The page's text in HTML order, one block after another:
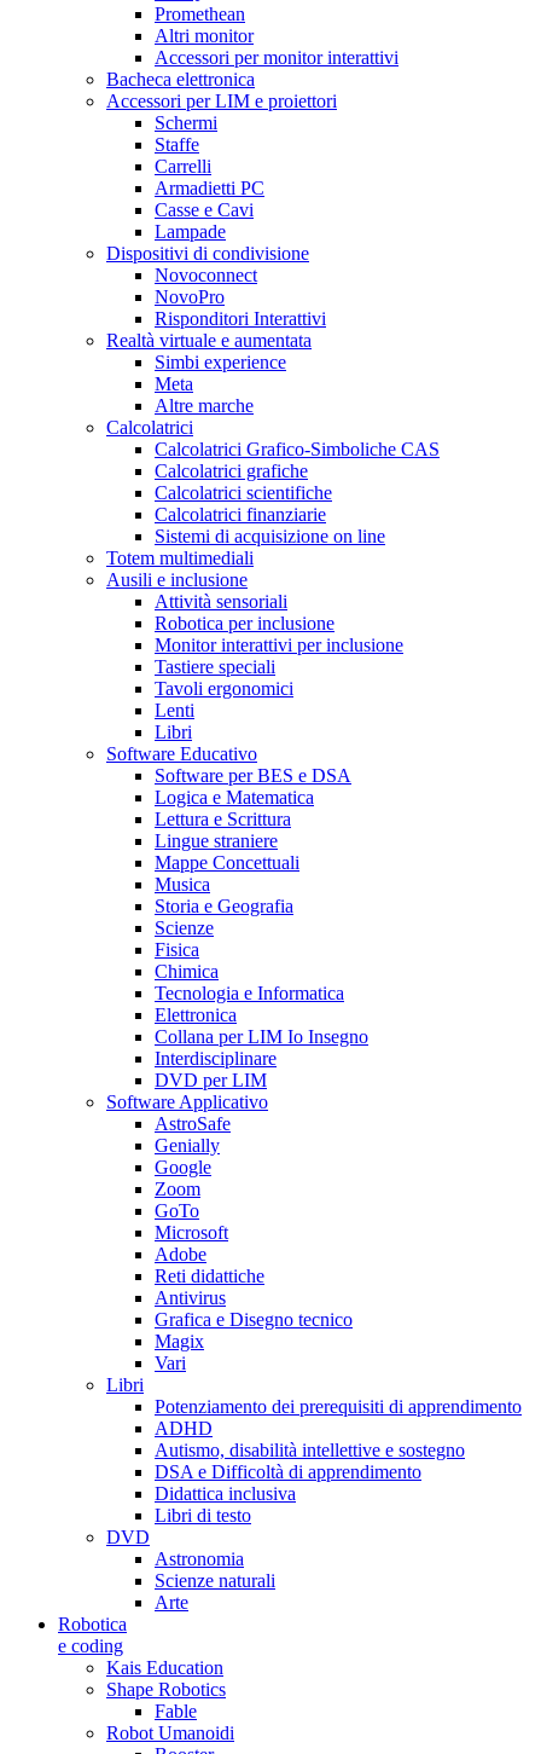
Promethean
Altri monitor
Accessori per monitor interattivi
Bacheca elettronica
Accessori per LIM e proiettori
Schermi
Staffe
Carrelli
Armadietti PC
Casse e Cavi
Lampade
Dispositivi di condivisione
Novoconnect
NovoPro
Risponditori Interattivi
Realtà virtuale e aumentata
Simbi experience
Meta
Altre marche
Calcolatrici
Calcolatrici Grafico-Simboliche CAS
Calcolatrici grafiche
Calcolatrici scientifiche
Calcolatrici finanziarie
Sistemi di acquisizione on line
Totem multimediali
Ausili e inclusione
Attività sensoriali
Robotica per inclusione
Monitor interattivi per inclusione
Tastiere speciali
Tavoli ergonomici
Lenti
Libri
Software Educativo
Software per BES e DSA
Logica e Matematica
Lettura e Scrittura
Lingue straniere
Mappe Concettuali
Musica
Storia e Geografia
Scienze
Fisica
Chimica
Tecnologia e Informatica
Elettronica
Collana per LIM Io Insegno
Interdisciplinare
DVD per LIM
Software Applicativo
AstroSafe
Genially
Google
Zoom
GoTo
Microsoft
Adobe
Reti didattiche
Antivirus
Grafica e Disegno tecnico
Magix
Vari
Libri
Potenziamento dei prerequisiti di apprendimento
ADHD
Autismo, disabilità intellettive e sostegno
DSA e Difficoltà di apprendimento
Didattica inclusiva
Libri di testo
DVD
Astronomia
Scienze naturali
Arte
Robotica
e coding
Kais Education
Shape Robotics
Fable
Robot Umanoidi